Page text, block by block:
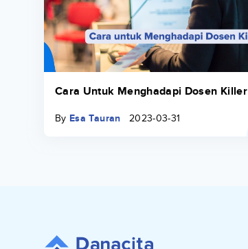
Cara Untuk Menghadapi Dosen Killer
By Esa Tauran 2023-03-31